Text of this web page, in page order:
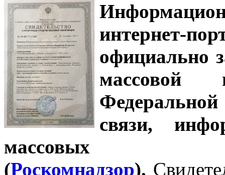
интернет-
официально
связи,
массовых
(Роскомнадзор).